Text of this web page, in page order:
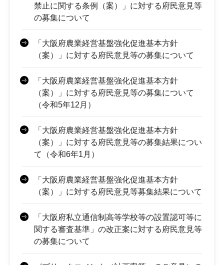
禁止に関する条例（案）」に対する府民意見等
の募集について
「大阪府農業経営基盤強化促進基本方針
（案）」に対する府民意見等の募集について
「大阪府農業経営基盤強化促進基本方針
（案）」に対する府民意見等の募集について
（令和5年12月）
「大阪府農業経営基盤強化促進基本方針
（案）」に対する府民意見等の募集結果につい
て（令和6年1月）
「大阪府農業経営基盤強化促進基本方針
（案）」に対する府民意見等募集結果について
「大阪府私立通信制高等学校等の設置認可等に
関する審査基準」の改正案に対する府民意見等
の募集について